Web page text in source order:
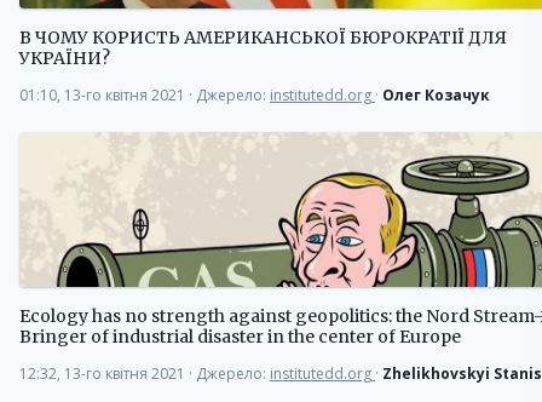
В ЧОМУ КОРИСТЬ АМЕРИКАНСЬКОЇ БЮРОКРАТІЇ ДЛЯ
УКРАЇНИ?
01:10, 13-го квітня 2021 · Джерело: institutedd.org · Олег Козачук
Ecology has no strength against geopolitics: the Nord Stream-
Bringer of industrial disaster in the center of Europe
12:32, 13-го квітня 2021 · Джерело: institutedd.org · Zhelikhovskyi